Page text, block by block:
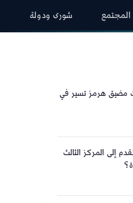
المجتمع شورى ودولة
مضيق هرمز تسير في
إلى المركز الثالث